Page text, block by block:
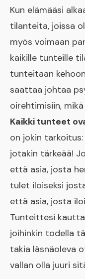
Kun elämääsi
tilanteita, joissa
myös voimaan
kaikille tunteille
tunteitaan
saattaa johtaa
oirehtimisiin,
Kaikki tunteet
on jokin
jotakin tärkeää!
että asia, josta
tulet iloiseksi
että asia, josta
Tunteittesi
joihinkin todella
takia läsnäoleva
vallan olla juuri